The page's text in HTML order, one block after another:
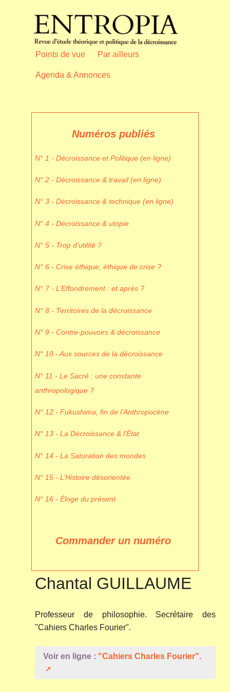
Points de vue Par ailleurs
Agenda & Annonces
Numéros publiés
N° 1 - Décroissance et Politique (en ligne)
N° 2 - Décroissance & travail (en ligne)
N° 3 - Décroissance & technique (en ligne)
N° 4 - Décroissance & utopie
N° 5 - Trop d’utilité ?
N° 6 - Crise éthique, éthique de crise ?
N° 7 - L’Effondrement : et après ?
N° 8 - Territoires de la décroissance
N° 9 - Contre-pouvoirs & décroissance
N° 10 - Aux sources de la décroissance
N° 11 - Le Sacré : une constante
anthropologique ?
N° 12 - Fukushima, fin de l’Anthropocène
N° 13 - La Décroissance & l’État
N° 14 - La Saturation des mondes
N° 15 - L’Histoire désorientée
N° 16 - Éloge du présent
Commander un numéro
Chantal GUILLAUME
Professeur de philosophie. Secrétaire des
"Cahiers Charles Fourier".
Voir en ligne : "Cahiers Charles Fourier".